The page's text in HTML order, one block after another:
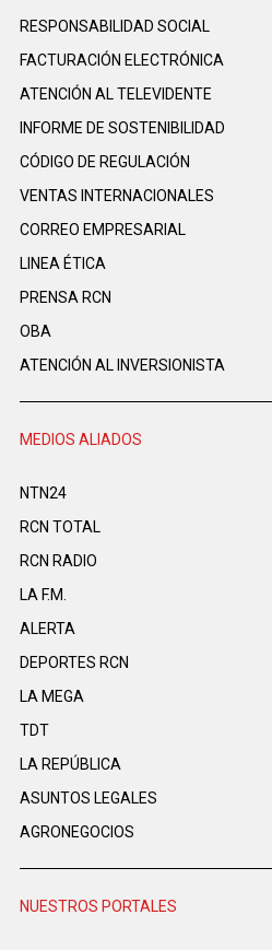
RESPONSABILIDAD SOCIAL
FACTURACIÓN ELECTRÓNICA
ATENCIÓN AL TELEVIDENTE
INFORME DE SOSTENIBILIDAD
CÓDIGO DE REGULACIÓN
VENTAS INTERNACIONALES
CORREO EMPRESARIAL
LINEA ÉTICA
PRENSA RCN
OBA
ATENCIÓN AL INVERSIONISTA
MEDIOS ALIADOS
NTN24
RCN TOTAL
RCN RADIO
LA F.M.
ALERTA
DEPORTES RCN
LA MEGA
TDT
LA REPÚBLICA
ASUNTOS LEGALES
AGRONEGOCIOS
NUESTROS PORTALES